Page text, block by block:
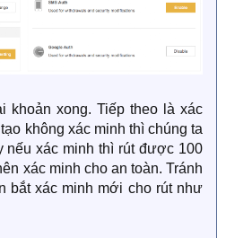
khoản xong. Tiếp theo là xác
không xác minh thì chúng ta
nếu xác minh thì rút được 100
xác minh cho an toàn. Tránh
bắt xác minh mới cho rút như